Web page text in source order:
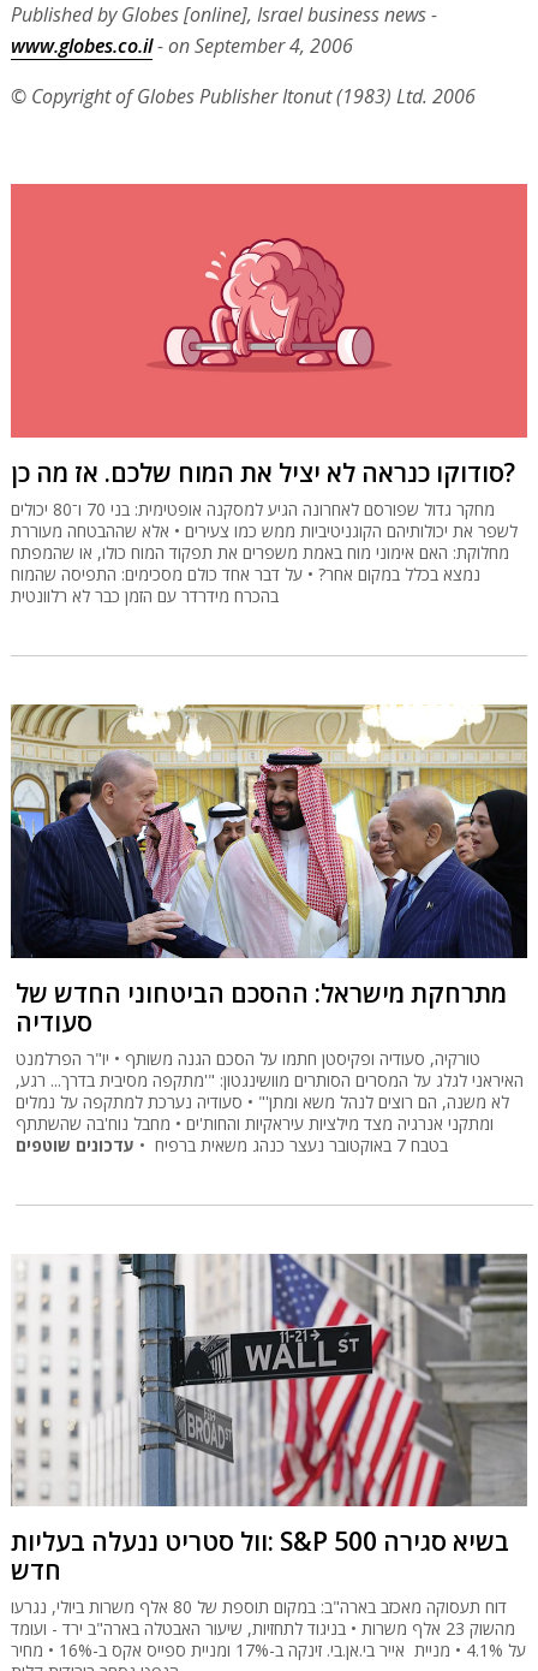
Published by Globes [online], Israel business news -
www.globes.co.il- on September 4, 2006
© Copyright of Globes Publisher Itonut (1983) Ltd. 2006
סודוקו כנראה לא יציל את המוח שלכם. אז מה כן?
מחקר גדול שפורסם לאחרונה הגיע למסקנה אופטימית: בני 70 ו־80 יכולים
לשפר את יכולותיהם הקוגניטיביות ממש כמו צעירים • אלא שההבטחה מעוררת
מחלוקת: האם אימוני מוח באמת משפרים את תפקוד המוח כולו, או שהמפתח
נמצא בכלל במקום אחר? • על דבר אחד כולם מסכימים: התפיסה שהמוח
בהכרח מידרדר עם הזמן כבר לא רלוונטית
מתרחקת מישראל: ההסכם הביטחוני החדש של
סעודיה
טורקיה, סעודיה ופקיסטן חתמו על הסכם הגנה משותף • יו"ר הפרלמנט
האיראני לגלג על המסרים הסותרים מוושינגטון: "'מתקפה מסיבית בדרך... רגע,
לא משנה, הם רוצים לנהל משא ומתן'" • סעודיה נערכת למתקפה על נמלים
ומתקני אנרגיה מצד מילציות עיראקיות והחות'ים • מחבל נוח'בה שהשתתף
בטבח 7 באוקטובר נעצר כנהג משאית ברפיח •
עדכונים שוטפים
וול סטריט ננעלה בעליות: S&P 500 בשיא סגירה
חדש
דוח תעסוקה מאכזב בארה"ב: במקום תוספת של 80 אלף משרות ביולי, נגרעו
מהשוק 23 אלף משרות • בניגוד לתחזיות, שיעור האבטלה בארה"ב ירד - ועומד
על 4.1% • מניית אייר בי.אן.בי. זינקה ב-17% ומניית ספייס אקס ב-16% • מחיר